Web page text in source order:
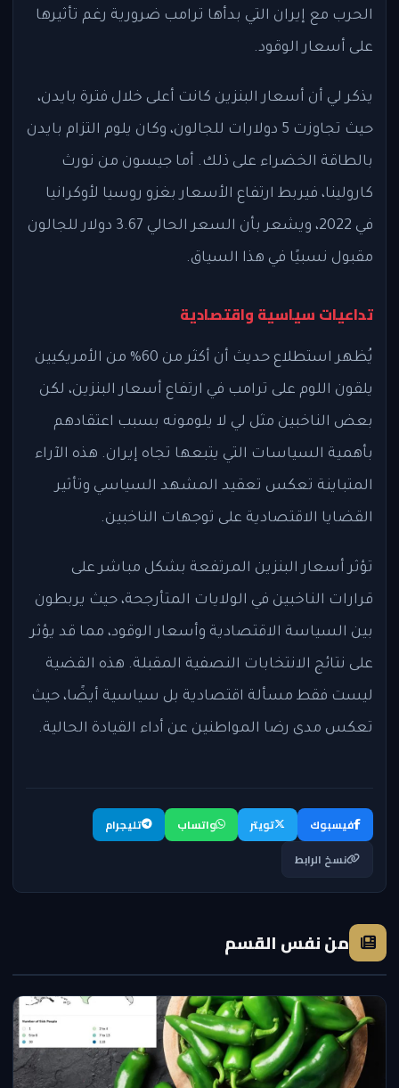
الحرب مع إيران التي بدأها ترامب ضرورية رغم تأثيرها
على أسعار الوقود.
يذكر لي أن أسعار البنزين كانت أعلى خلال فترة بايدن،
حيث تجاوزت 5 دولارات للجالون، وكان يلوم التزام بايدن
بالطاقة الخضراء على ذلك. أما جيسون من نورث
كارولينا، فيربط ارتفاع الأسعار بغزو روسيا لأوكرانيا
في 2022، ويشعر بأن السعر الحالي 3.67 دولار للجالون
مقبول نسبيًا في هذا السياق.
تداعيات سياسية واقتصادية
يُظهر استطلاع حديث أن أكثر من 60% من الأمريكيين
يلقون اللوم على ترامب في ارتفاع أسعار البنزين، لكن
بعض الناخبين مثل لي لا يلومونه بسبب اعتقادهم
بأهمية السياسات التي يتبعها تجاه إيران. هذه الآراء
المتباينة تعكس تعقيد المشهد السياسي وتأثير
القضايا الاقتصادية على توجهات الناخبين.
تؤثر أسعار البنزين المرتفعة بشكل مباشر على
قرارات الناخبين في الولايات المتأرجحة، حيث يربطون
بين السياسة الاقتصادية وأسعار الوقود، مما قد يؤثر
على نتائج الانتخابات النصفية المقبلة. هذه القضية
ليست فقط مسألة اقتصادية بل سياسية أيضًا، حيث
تعكس مدى رضا المواطنين عن أداء القيادة الحالية.
فيسبوك تويتر واتساب
تليجرام
نسخ الرابط
من نفس القسم